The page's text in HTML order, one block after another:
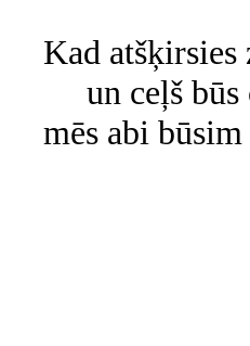
Kad
un ceļš būs
mēs abi